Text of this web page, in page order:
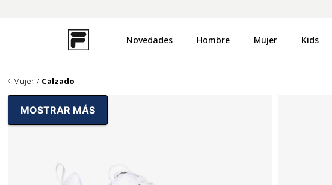
Novedades Hombre Mujer Kids
Mujer Calzado
MOSTRAR MÁS
2.
campera
uproot